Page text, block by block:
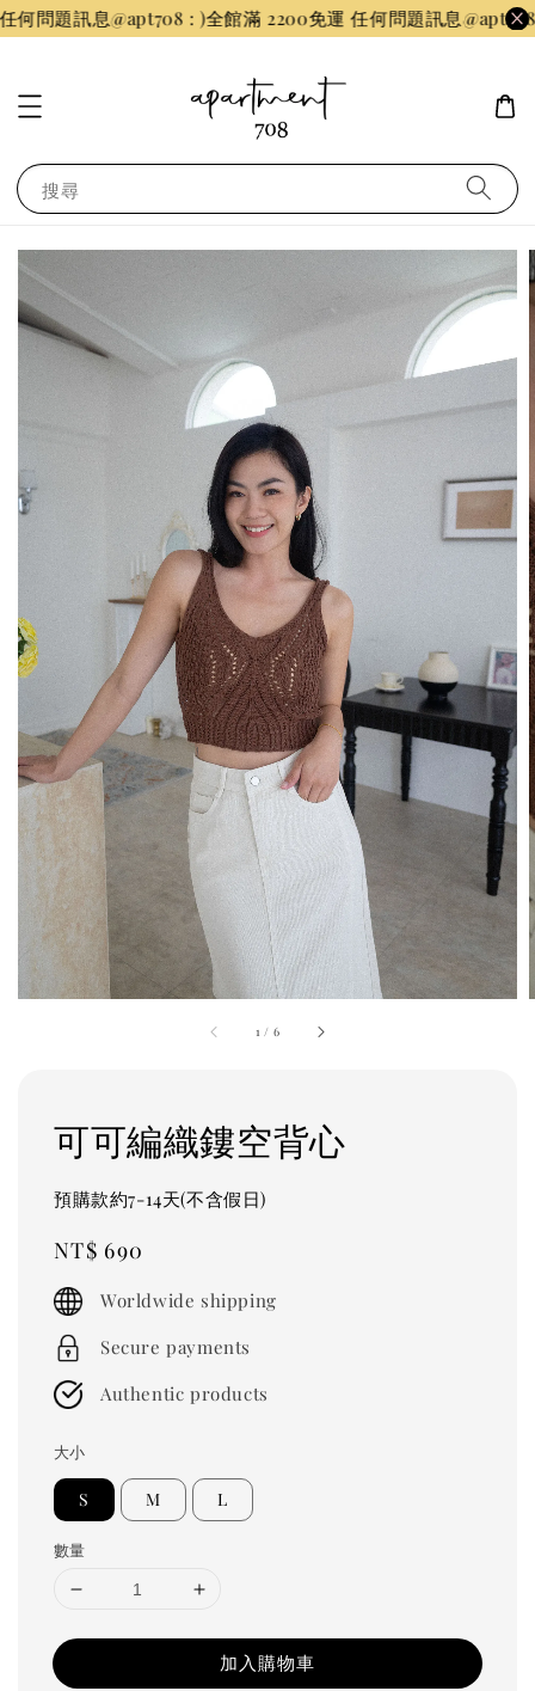
問題訊息@apt708 : ) 全館滿 2200免運 任何問題訊息@apt708 :
搜尋
1 / 6
可可編織鏤空背心
預購款約7-14天(不含假日)
Regular
price
NT$ 690
Worldwide shipping
Secure payments
Authentic products
大小
S M L
數量
加入購物車